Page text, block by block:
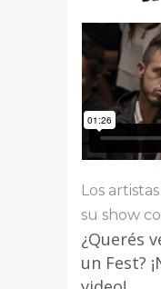
Los
su show
¿Querés
un Fest?